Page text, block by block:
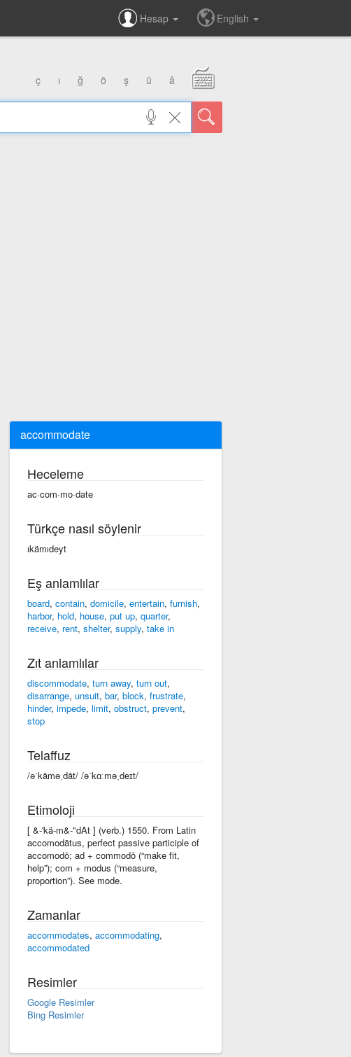
Hesap English
ç ı ğ ö ş ü â
accommodate
Heceleme
ac·com·mo·date
Türkçe nasıl söylenir
ıkämıdeyt
Eş anlamlılar
board, contain, domicile, entertain, furnish,
harbor, hold, house, put up, quarter,
receive, rent, shelter, supply, take in
Zıt anlamlılar
discommodate, turn away, turn out,
disarrange, unsuit, bar, block, frustrate,
hinder, impede, limit, obstruct, prevent,
stop
Telaffuz
/əˈkäməˌdāt/ /əˈkɑːməˌdeɪt/
Etimoloji
[ &-'kä-m&-"dAt ] (verb.) 1550. From Latin
accomodātus, perfect passive participle of
accomodō; ad + commodō (“make fit,
help”); com + modus (“measure,
proportion”). See mode.
Zamanlar
accommodates, accommodating,
accommodated
Resimler
Google Resimler
Bing Resimler